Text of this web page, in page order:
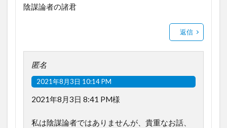
陰謀論者の諸君
返信
匿名
2021年8月3日 10:14 PM
2021年8月3日 8:41 PM様
私は陰謀論者ではありませんが、貴重なお話、